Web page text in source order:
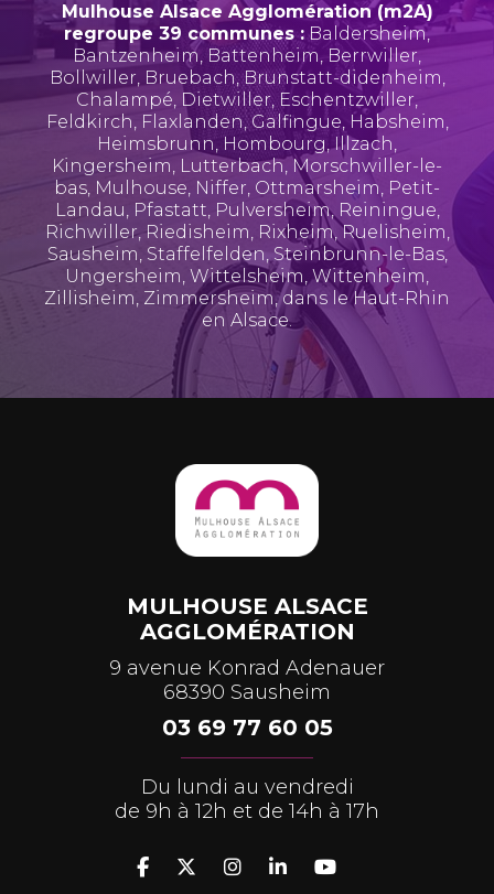
Mulhouse Alsace Agglomération (m2A)
regroupe 39 communes : Baldersheim,
Bantzenheim, Battenheim, Berrwiller,
Bollwiller, Bruebach,Brunstatt-didenheim,
Chalampé, Dietwiller, Eschentzwiller,
Feldkirch, Flaxlanden,Galfingue, Habsheim,
Heimsbrunn, Hombourg,Illzach,
Kingersheim, Lutterbach, Morschwiller-le-
bas, Mulhouse, Niffer, Ottmarsheim, Petit-
Landau, Pfastatt, Pulversheim, Reiningue,
Richwiller, Riedisheim, Rixheim,Ruelisheim,
Sausheim, Staffelfelden, Steinbrunn-le-Bas,
Ungersheim, Wittelsheim,Wittenheim,
Zillisheim, Zimmersheim, dans le Haut-Rhin
en Alsace.
MULHOUSE ALSACE
AGGLOMÉRATION
9 avenue Konrad Adenauer
68390 Sausheim
03 69 77 60 05
Du lundi au vendredi
de 9h à 12h et de 14h à 17h